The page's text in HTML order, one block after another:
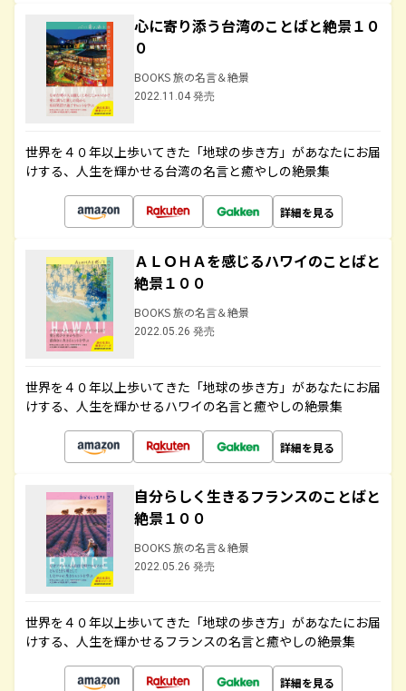
心に寄り添う台湾のことばと絶景１０
０
BOOKS 旅の名言＆絶景
2022.11.04 発売
世界を４０年以上歩いてきた「地球の歩き方」があなたにお届
けする、人生を輝かせる台湾の名言と癒やしの絶景集
詳細を見る
ＡＬＯＨＡを感じるハワイのことばと
絶景１００
BOOKS 旅の名言＆絶景
2022.05.26 発売
世界を４０年以上歩いてきた「地球の歩き方」があなたにお届
けする、人生を輝かせるハワイの名言と癒やしの絶景集
詳細を見る
自分らしく生きるフランスのことばと
絶景１００
BOOKS 旅の名言＆絶景
2022.05.26 発売
世界を４０年以上歩いてきた「地球の歩き方」があなたにお届
けする、人生を輝かせるフランスの名言と癒やしの絶景集
詳細を見る